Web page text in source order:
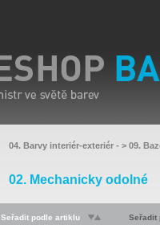
04. Barvy interiér-exteriér - > 09.
02. Mechanicky odolné
Seřadit podle artiklu Seřadit